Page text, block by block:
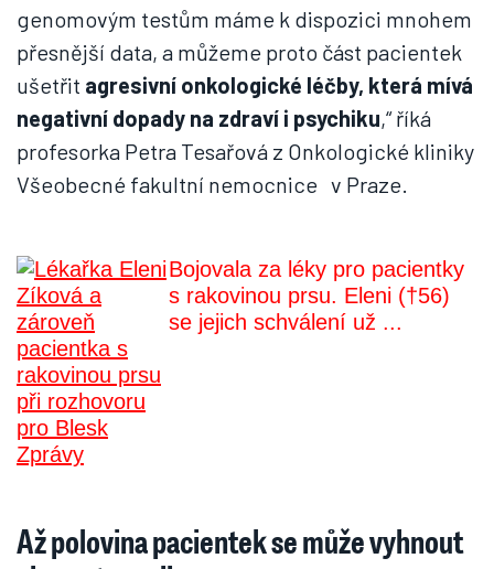
genomovým testům máme k dispozici mnohem
přesnější data, a můžeme proto část pacientek
ušetřit agresivní onkologické léčby, která mívá
negativní dopady na zdraví i psychiku,“ říká
profesorka Petra Tesařová z Onkologické kliniky
Všeobecné fakultní nemocnice v Praze.
Bojovala za léky pro pacientky
s rakovinou prsu. Eleni (†56)
se jejich schválení už ...
Až polovina pacientek se může vyhnout